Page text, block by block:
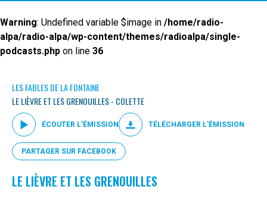
Warning: Undefined variable $image in /home/radio-
alpa/radio-alpa/wp-content/themes/radioalpa/single-
podcasts.php on line 36
LES FABLES DE LA FONTAINE
LE LIÈVRE ET LES GRENOUILLES - COLETTE
ÉCOUTER L'ÉMISSION TÉLÉCHARGER L'ÉMISSION
PARTAGER SUR FACEBOOK
LE LIÈVRE ET LES GRENOUILLES